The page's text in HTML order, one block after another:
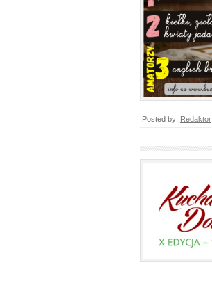
Posted by: Redaktor